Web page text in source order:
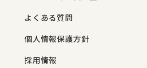
よくある質問
個人情報保護方針
採用情報